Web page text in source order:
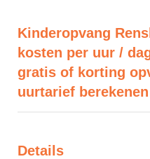
Kinderopvang
kosten per uur /
gratis of korting
uurtarief berekenen
Details